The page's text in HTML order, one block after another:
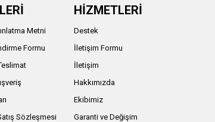
Metni
Formu
Sözleşmesi
HİZMETLERİ
Destek
İletişim Formu
İletişim
Hakkımızda
Ekibimiz
Garanti ve Değişim